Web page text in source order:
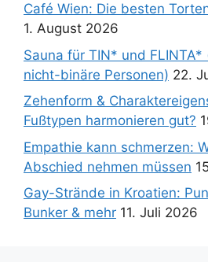
Café Wien: Die besten
1. August 2026
Sauna für TIN* und FLINTA*
nicht-binäre Personen) 22.
Zehenform &
Fußtypen harmonieren gut?
Empathie kann schmerzen:
Abschied nehmen müssen
Gay-Strände in Kroatien:
Bunker & mehr 11. Juli 2026